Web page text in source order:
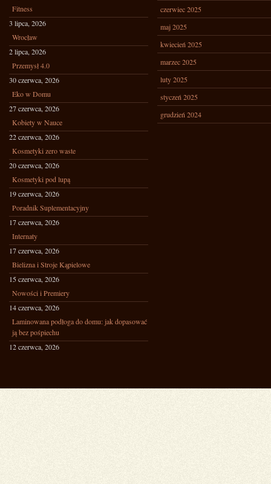
Fitness
3 lipca, 2026
Wrocław
2 lipca, 2026
Przemysł 4.0
30 czerwca, 2026
Eko w Domu
27 czerwca, 2026
Kobiety w Nauce
22 czerwca, 2026
Kosmetyki zero waste
20 czerwca, 2026
Kosmetyki pod lupą
19 czerwca, 2026
Poradnik Suplementacyjny
17 czerwca, 2026
Internaty
17 czerwca, 2026
Bielizna i Stroje Kąpielowe
15 czerwca, 2026
Nowości i Premiery
14 czerwca, 2026
Laminowana podłoga do domu: jak dopasować
ją bez pośpiechu
12 czerwca, 2026
czerwiec 2025
maj 2025
kwiecień 2025
marzec 2025
luty 2025
styczeń 2025
grudzień 2024